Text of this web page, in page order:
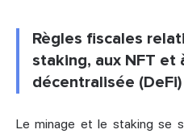
Règles fiscales
staking, aux NFT et
décentralisée (DeFi)
Le minage et le staking se